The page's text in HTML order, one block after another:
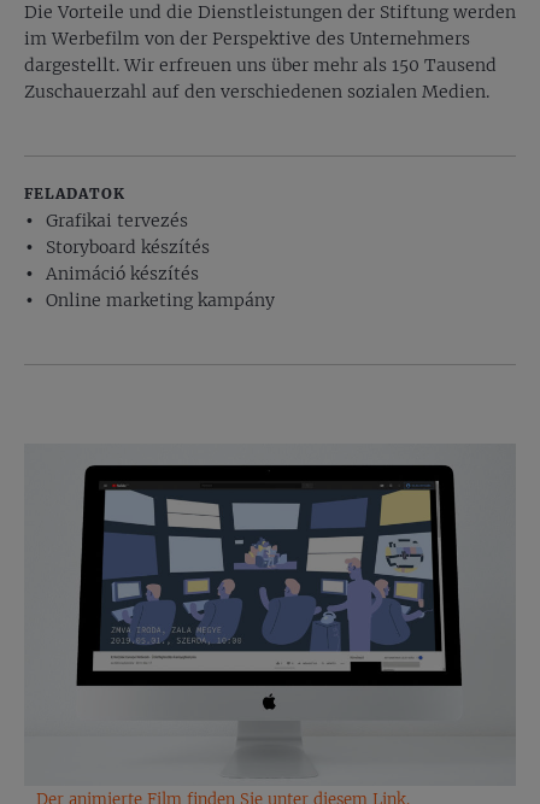
Der animierte Film finden Sie unter diesem Link.
Die Vorteile und die Dienstleistungen der Stiftung werden
im Werbefilm von der Perspektive des Unternehmers
dargestellt. Wir erfreuen uns über mehr als 150 Tausend
Zuschauerzahl auf den verschiedenen sozialen Medien.
FELADATOK
Grafikai tervezés
Storyboard készítés
Animáció készítés
Online marketing kampány